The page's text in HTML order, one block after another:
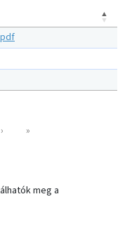
› »
meg a